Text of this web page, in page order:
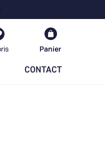
CONTACT
Panier